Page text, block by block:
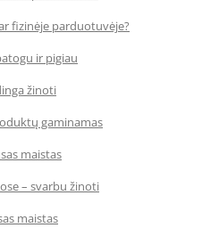
fizinėje parduotuvėje?
ir pigiau
žinoti
gaminamas
maistas
– svarbu žinoti
maistas